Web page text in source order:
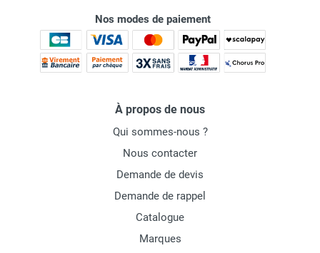
Nos modes de paiement
À propos de nous
Qui sommes-nous ?
Nous contacter
Demande de devis
Demande de rappel
Catalogue
Marques